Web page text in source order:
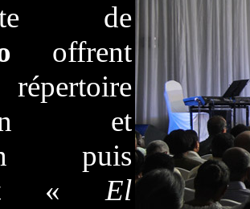
de
offrent
et
puis
« El